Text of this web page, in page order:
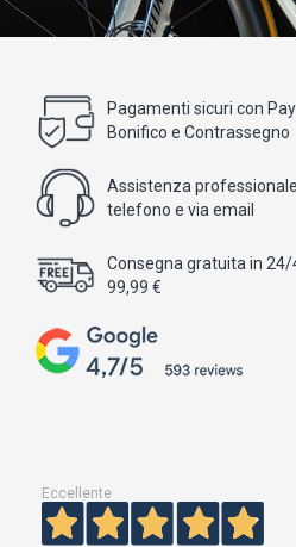
Pagamenti sicuri con
Bonifico e Contrassegno
Assistenza
telefono e via email
Consegna gratuita in
99,99 €
Eccellente